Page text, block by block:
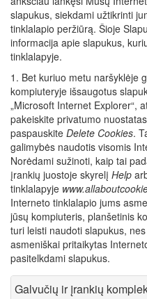
slapukus, siekdami užtikrinti
tinklalapio peržiūrą. Šioje
informacija apie slapukus,
tinklalapyje.
1. Bet kuriuo metu naršyklėje
kompiuteryje išsaugotus
„Microsoft Internet Explorer“,
pakeiskite privatumo
paspauskite Delete Cookies.
galimybės naudotis visomis
Norėdami sužinoti, kaip tai
įrankių juostoje skyrelį Help
tinklalapyje
Interneto tinklalapio jums
jūsų kompiuteris, planšetinis
turi leisti naudoti slapukus,
asmeniškai pritaikytas
pasitelkdami slapukus.
Galvučių ir įrankių